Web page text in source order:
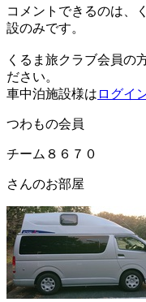
コメントできるのは、
設のみです。
くるま旅クラブ会員の
ださい。
車中泊施設様は ログイ
つわもの会員
チーム８６７０
さんのお部屋